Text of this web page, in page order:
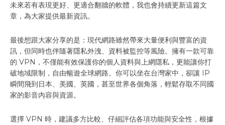
未來若有表現更好、更適合翻牆的軟體，我也會持續更新這篇文
章，為大家提供最新資訊。
最後想跟大家分享的是：現代網路雖然帶來大量便利與豐富的資
訊，但同時也伴隨著隱私外洩、資料被監控等風險。擁有一款可靠
的 VPN，不僅能有效保護你的個人資料與上網隱私，更能讓你打
破地域限制，自由暢遊全球網路。你可以坐在台灣家中，卻讓 IP
瞬間飛到日本、美國、英國，甚至世界各個角落，輕鬆存取不同國
家的影音內容與資源。
選擇 VPN 時，建議多方比較、仔細評估各項功能與安全性，根據